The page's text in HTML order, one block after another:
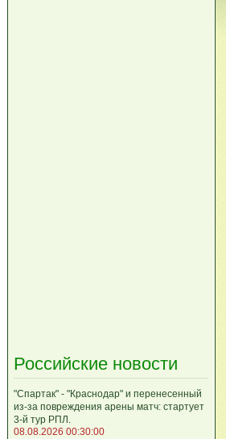
Российские новости
"Спартак" - "Краснодар" и перенесенный
из-за повреждения арены матч: стартует
3-й тур РПЛ.
08.08.2026 00:30:00